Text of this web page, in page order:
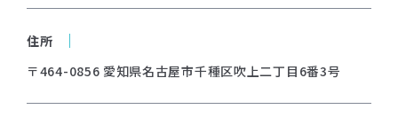
住所
〒464-0856 愛知県名古屋市千種区吹上二丁目6番3号